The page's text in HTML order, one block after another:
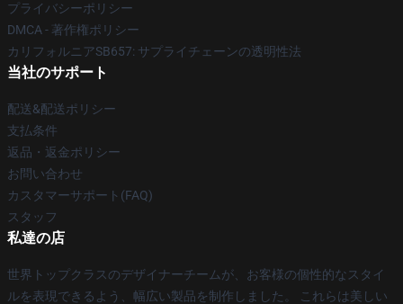
プライバシーポリシー
DMCA - 著作権ポリシー
カリフォルニアSB657: サプライチェーンの透明性法
当社のサポート
配送&配送ポリシー
支払条件
返品・返金ポリシー
お問い合わせ
カスタマーサポート(FAQ)
スタッフ
私達の店
世界トップクラスのデザイナーチームが、お客様の個性的なスタイ
ルを表現できるよう、幅広い製品を制作しました。 これらは美しい